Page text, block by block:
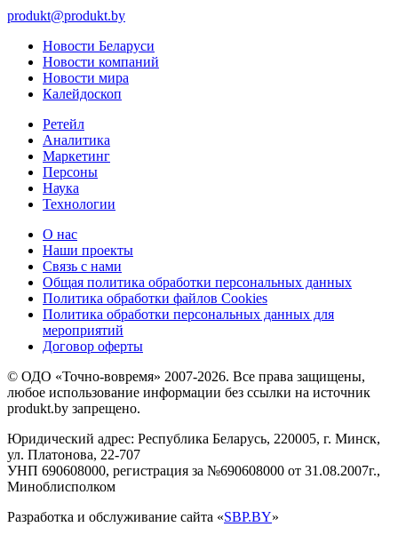
produkt@produkt.by
Новости Беларуси
Новости компаний
Новости мира
Калейдоскоп
Ретейл
Аналитика
Маркетинг
Персоны
Наука
Технологии
О нас
Наши проекты
Связь с нами
Общая политика обработки персональных данных
Политика обработки файлов Cookies
Политика обработки персональных данных для
мероприятий
Договор оферты
© ОДО «Точно-вовремя» 2007-2026. Все права защищены,
любое использование информации без ссылки на источник
produkt.by запрещено.
Юридический адрес: Республика Беларусь, 220005, г. Минск,
ул. Платонова, 22-707
УНП 690608000, регистрация за №690608000 от 31.08.2007г.,
Миноблисполком
Разработка и обслуживание сайта «SBP.BY»